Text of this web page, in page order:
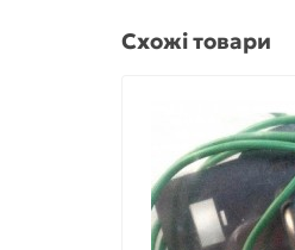
Схожі товари